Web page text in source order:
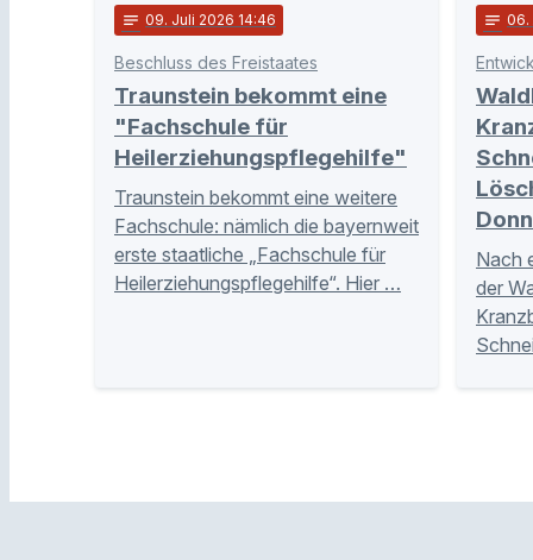
notes 09. Juli 2026 14:46
Beschluss des Freistaates
Traunstein bekommt eine
"Fachschule für
Heilerziehungspflegehilfe"
Traunstein bekommt eine weitere
Fachschule: nämlich die bayernweit
erste staatliche „Fachschule für
Heilerziehungspflegehilfe“. Hier …
notes 06
Nach
der